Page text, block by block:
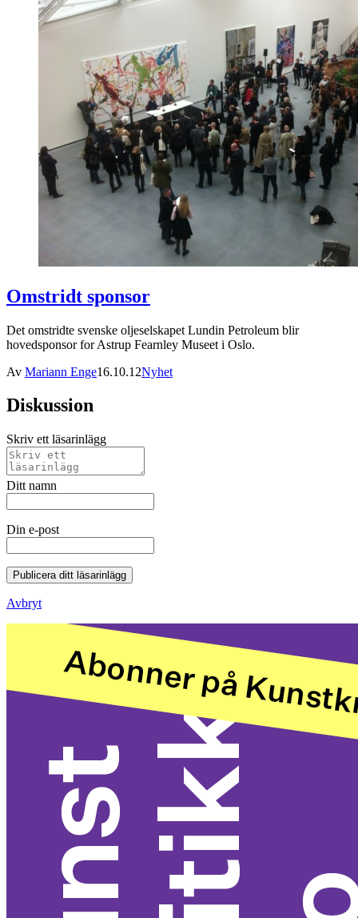
Omstridt sponsor
Det omstridte svenske oljeselskapet Lundin Petroleum blir
hovedsponsor for Astrup Fearnley Museet i Oslo.
Av Mariann Enge16.10.12Nyhet
Diskussion
Skriv ett läsarinlägg
Ditt namn
Din e-post
Publicera ditt läsarinlägg
Avbryt